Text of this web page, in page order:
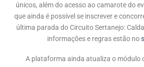
únicos, além do acesso ao camarote do
que ainda é possível se inscrever e
última parada do Circuito Sertanejo:
informações e regras estão no
A plataforma ainda atualiza o módulo